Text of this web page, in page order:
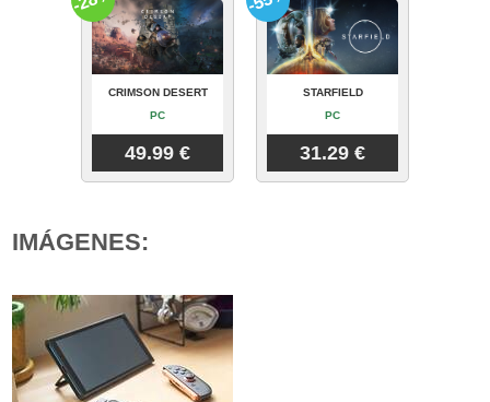
CRIMSON DESERT
PC
49.99 €
STARFIELD
PC
31.29 €
IMÁGENES: